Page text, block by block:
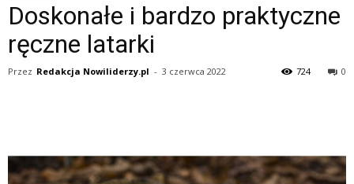
Doskonałe i bardzo praktyczne
ręczne latarki
Przez Redakcja Nowiliderzy.pl - 3 czerwca 2022 0
724